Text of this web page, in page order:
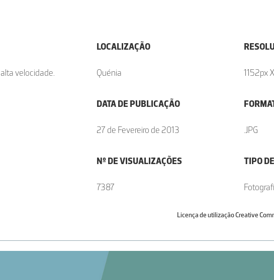
velocidade.
LOCALIZAÇÃO
Quénia
DATA DE PUBLICAÇÃO
27 de Fevereiro de 2013
Nº DE VISUALIZAÇÕES
7387
1152px
.JPG
TIPO
Licença de utilização Creative